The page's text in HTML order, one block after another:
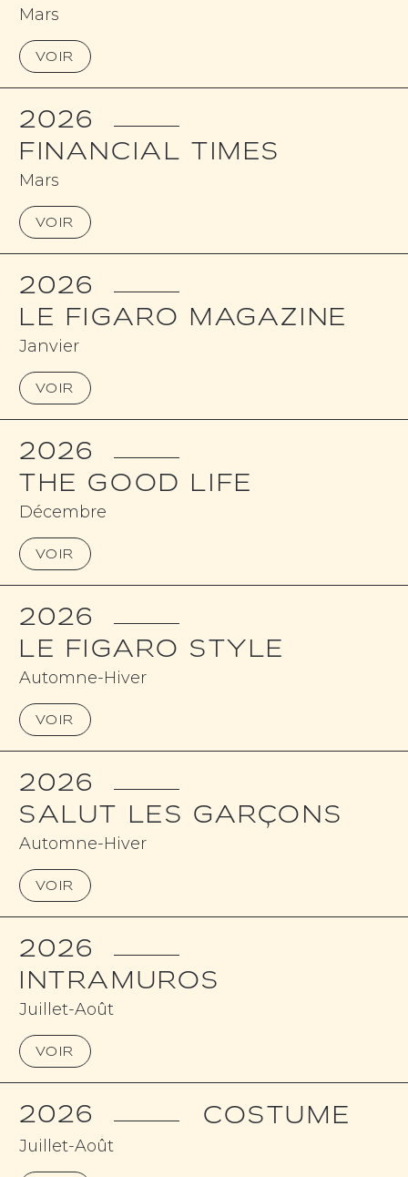
Mars
VOIR
2026
FINANCIAL TIMES
Mars
VOIR
2026
LE FIGARO MAGAZINE
Janvier
VOIR
2026
THE GOOD LIFE
Décembre
VOIR
2026
LE FIGARO STYLE
Automne-Hiver
VOIR
2026
SALUT LES GARÇONS
Automne-Hiver
VOIR
2026
INTRAMUROS
Juillet-Août
VOIR
2026 COSTUME
Juillet-Août